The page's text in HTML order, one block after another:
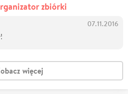
zbiórki
07.11.2016
więcej